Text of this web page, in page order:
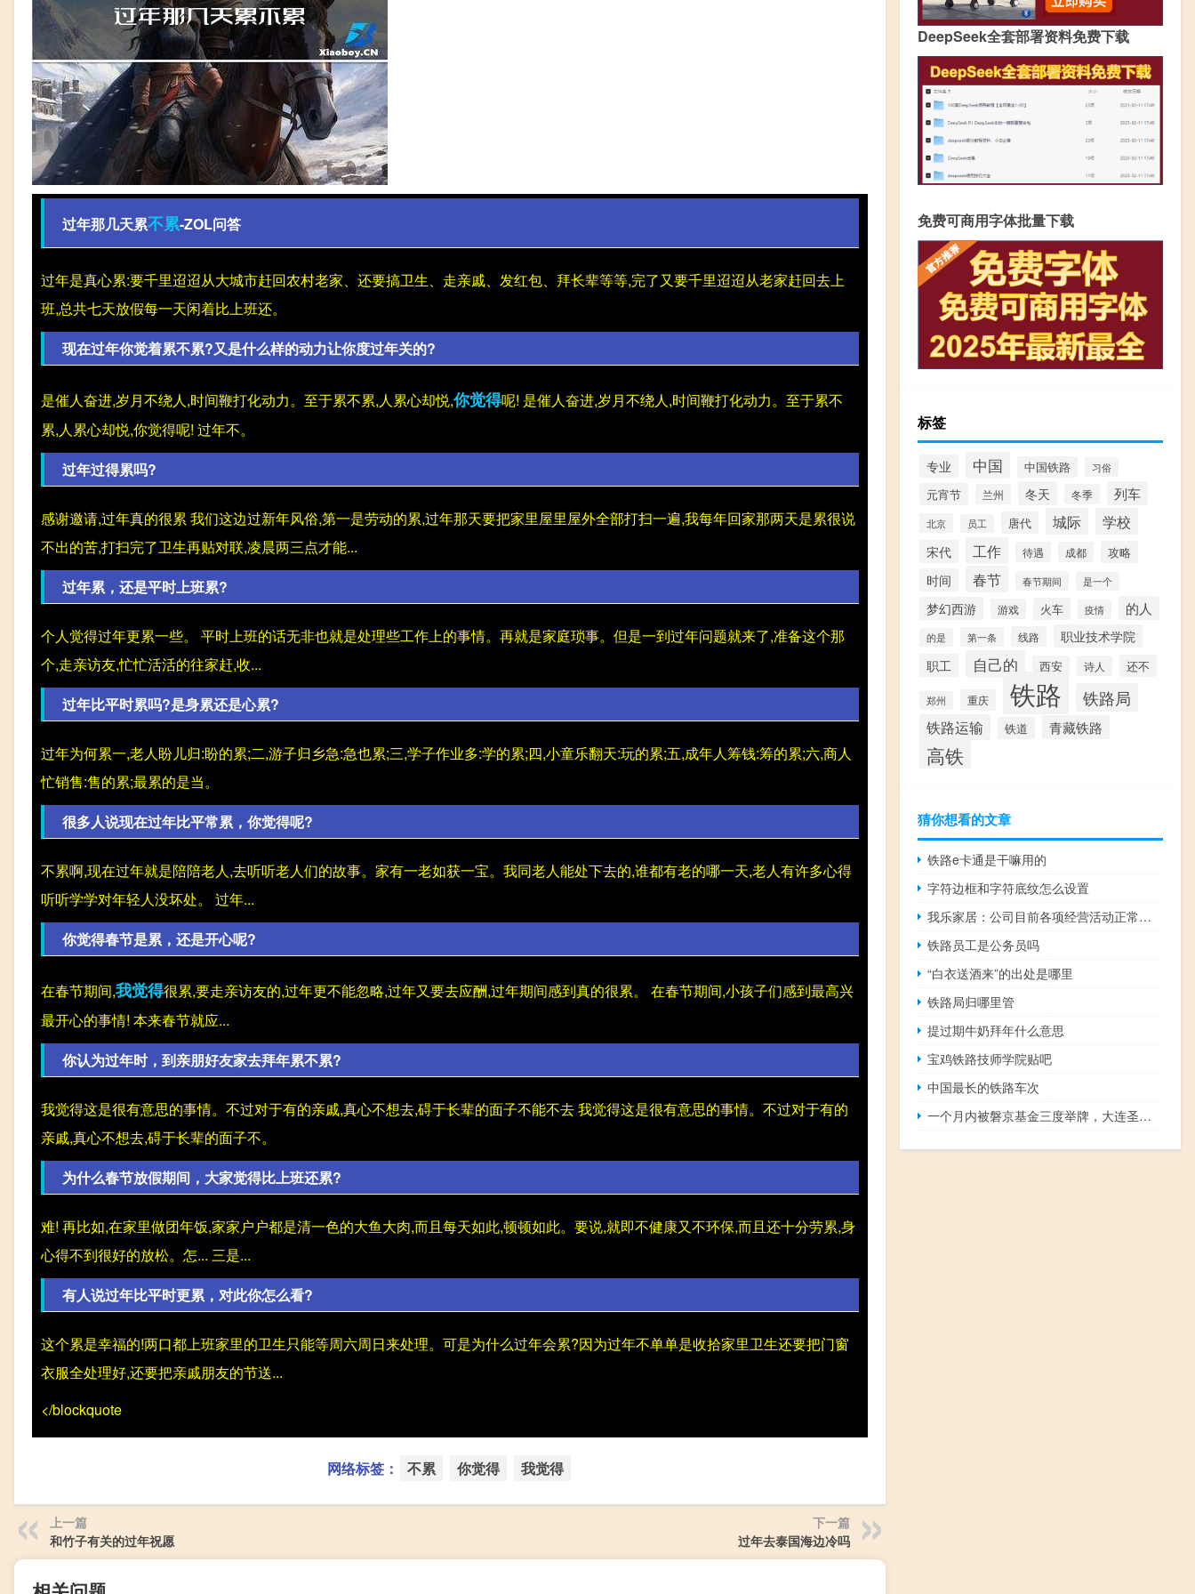
过年那几天累不累-ZOL问答
过年是真心累:要千里迢迢从大城市赶回农村老家、还要搞卫生、走亲戚、发红包、拜长辈等等,完了又要千里迢迢从老家赶回去上
班,总共七天放假每一天闲着比上班还。
现在过年你觉着累不累?又是什么样的动力让你度过年关的?
是催人奋进,岁月不绕人,时间鞭打化动力。至于累不累,人累心却悦,你觉得呢! 是催人奋进,岁月不绕人,时间鞭打化动力。至于累不
累,人累心却悦,你觉得呢! 过年不。
过年过得累吗?
感谢邀请,过年真的很累 我们这边过新年风俗,第一是劳动的累,过年那天要把家里屋里屋外全部打扫一遍,我每年回家那两天是累很说
不出的苦,打扫完了卫生再贴对联,凌晨两三点才能...
过年累，还是平时上班累?
个人觉得过年更累一些。 平时上班的话无非也就是处理些工作上的事情。再就是家庭琐事。但是一到过年问题就来了,准备这个那
个,走亲访友,忙忙活活的往家赶,收...
过年比平时累吗?是身累还是心累?
过年为何累一,老人盼儿归:盼的累;二,游子归乡急:急也累;三,学子作业多:学的累;四,小童乐翻天:玩的累;五,成年人筹钱:筹的累;六,商人
忙销售:售的累;最累的是当。
很多人说现在过年比平常累，你觉得呢?
不累啊,现在过年就是陪陪老人,去听听老人们的故事。家有一老如获一宝。我同老人能处下去的,谁都有老的哪一天,老人有许多心得
听听学学对年轻人没坏处。 过年...
你觉得春节是累，还是开心呢?
在春节期间,我觉得很累,要走亲访友的,过年更不能忽略,过年又要去应酬,过年期间感到真的很累。 在春节期间,小孩子们感到最高兴
最开心的事情! 本来春节就应...
你认为过年时，到亲朋好友家去拜年累不累?
我觉得这是很有意思的事情。不过对于有的亲戚,真心不想去,碍于长辈的面子不能不去 我觉得这是很有意思的事情。不过对于有的
亲戚,真心不想去,碍于长辈的面子不。
为什么春节放假期间，大家觉得比上班还累?
难! 再比如,在家里做团年饭,家家户户都是清一色的大鱼大肉,而且每天如此,顿顿如此。要说,就即不健康又不环保,而且还十分劳累,身
心得不到很好的放松。怎... 三是...
有人说过年比平时更累，对此你怎么看?
这个累是幸福的!两口都上班家里的卫生只能等周六周日来处理。可是为什么过年会累?因为过年不单单是收拾家里卫生还要把门窗
衣服全处理好,还要把亲戚朋友的节送...
</blockquote
网络标签： 不累 你觉得 我觉得
上一篇
和竹子有关的过年祝愿
下一篇
过年去泰国海边冷吗
DeepSeek全套部署资料免费下载
免费可商用字体批量下载
标签
专业 中国 中国铁路 习俗
元宵节 兰州 冬天 冬季 列车
北京 员工 唐代 城际 学校
宋代 工作 待遇 成都 攻略
时间 春节 春节期间 是一个
梦幻西游 游戏 火车 疫情 的人
的是 第一条 线路
职业技术学院
职工
自己的 西安 诗人 还不
郑州 重庆 铁路 铁路局
铁路运输 铁道 青藏铁路
高铁
猜你想看的文章
铁路e卡通是干嘛用的
字符边框和字符底纹怎么设置
我乐家居：公司目前各项经营活动正常有序进行
铁路员工是公务员吗
“白衣送酒来”的出处是哪里
铁路局归哪里管
提过期牛奶拜年什么意思
宝鸡铁路技师学院贴吧
中国最长的铁路车次
一个月内被磐京基金三度举牌，大连圣亚遭上交所问询